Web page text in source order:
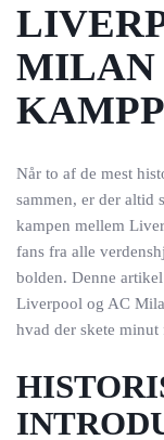
MILAN
Når to af de mest
sammen, er der altid
kampen mellem
fans fra alle
bolden. Denne
Liverpool og AC
hvad der skete